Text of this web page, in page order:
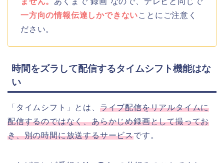
一方向の情報伝達しかできないことにご注意く
ださい。
時間をズラして配信するタイムシフト機能はな
い
「タイムシフト」とは、 ライブ配信をリアルタイムに
配信するのではなく、あらかじめ録画として撮ってお
き、別の時間に放送するサービスです。